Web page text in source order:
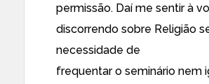
permissão. Daí me sentir à
discorrendo sobre Religião
necessidade de
frequentar o seminário nem